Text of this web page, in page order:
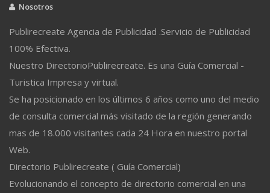
Nosotros
Publirecreate Agencia de Publicidad .Servicio de Publicidad
100% Efectiva.
Nuestro DirectorioPublirecreate. Es una Guía Comercial -
Turistica Impresa y virtual.
Se ha posicionado en los últimos 6 años como uno del medio
de consulta comercial más visitado de la región generando
mas de 18.000 visitantes cada 24 Hora en nuestro portal
Web.
Directorio Publirecreate ( Guía Comercial)
Evolucionando el concepto de directorio comercial en una